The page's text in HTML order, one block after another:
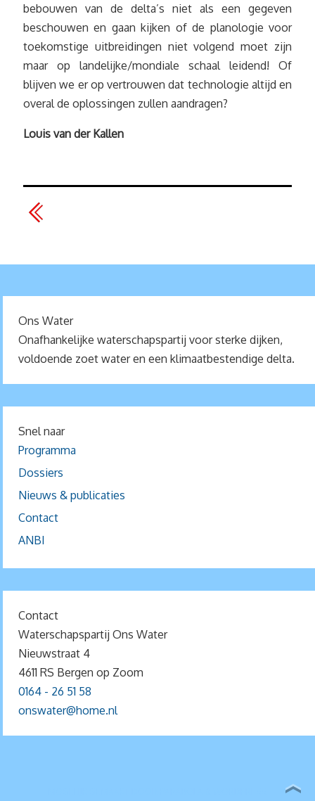
bebouwen van de delta’s niet als een gegeven
beschouwen en gaan kijken of de planologie voor
toekomstige uitbreidingen niet volgend moet zijn
maar op landelijke/mondiale schaal leidend! Of
blijven we er op vertrouwen dat technologie altijd en
overal de oplossingen zullen aandragen?
Louis van der Kallen
Ons Water
Onafhankelijke waterschapspartij voor sterke dijken,
voldoende zoet water en een klimaatbestendige delta.
Snel naar
Programma
Dossiers
Nieuws & publicaties
Contact
ANBI
Contact
Waterschapspartij Ons Water
Nieuwstraat 4
4611 RS Bergen op Zoom
0164 - 26 51 58
onswater@home.nl